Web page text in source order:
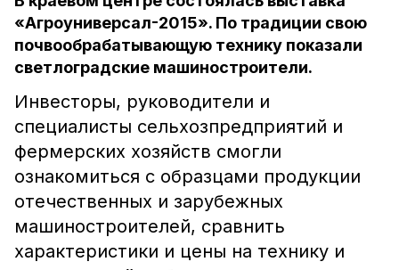
«Агроуниверсал-2015». По традиции свою
почвообрабатывающую технику показали
светлоградские машиностроители.
Инвесторы, руководители и
специалисты сельхозпредприятий и
фермерских хозяйств смогли
ознакомиться с образцами продукции
отечественных и зарубежных
машиностроителей, сравнить
характеристики и цены на технику и